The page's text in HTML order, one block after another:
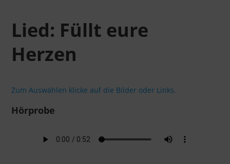
Lied: Füllt eure
Herzen
Zum Auswählen klicke auf die Bilder oder Links.
Hörprobe